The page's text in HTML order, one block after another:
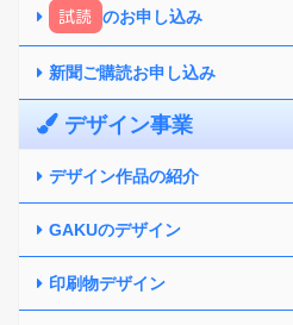
試読 のお申し込み
新聞ご購読お申し込み
デザイン事業
デザイン作品の紹介
GAKUのデザイン
印刷物デザイン